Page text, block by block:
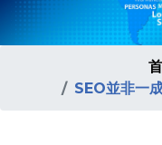
SEO並非一